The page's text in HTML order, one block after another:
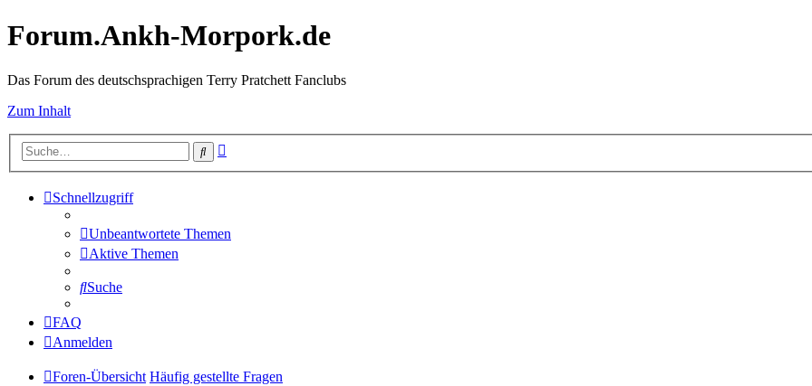
Forum.Ankh-Morpork.de
Das Forum des deutschsprachigen Terry Pratchett Fanclubs
Zum Inhalt
Suche
Schnellzugriff
Unbeantwortete Themen
Aktive Themen
Suche
FAQ
Anmelden
Foren-Übersicht Häufig gestellte Fragen